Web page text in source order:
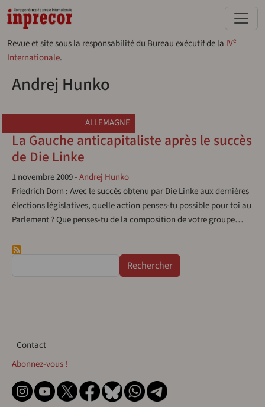
Aller au contenu principal
Revue et site sous la responsabilité du Bureau exécutif de la IVe
Internationale.
Andrej Hunko
ALLEMAGNE
La Gauche anticapitaliste après le succès
de Die Linke
1 novembre 2009-Andrej Hunko
Friedrich Dorn : Avec le succès obtenu par Die Linke aux dernières
élections législatives, quelle action penses-tu possible pour toi au
Parlement ? Que penses-tu de la composition de votre groupe…
Contact
Contact
Abonnez-vous !